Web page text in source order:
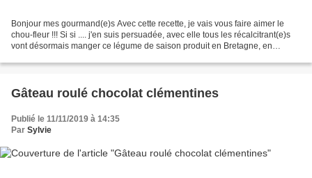
Bonjour mes gourmand(e)s Avec cette recette, je vais vous faire aimer le
chou-fleur !!! Si si .... j'en suis persuadée, avec elle tous les récalcitrant(e)s
vont désormais manger ce légume de saison produit en Bretagne, en
Gâteau roulé chocolat clémentines
Publié le 11/11/2019 à 14:35
Par Sylvie